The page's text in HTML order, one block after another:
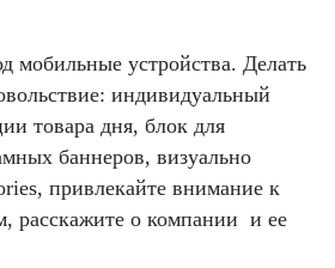
мобильные устройства. Делать
индивидуальный
товара дня, блок для
баннеров, визуально
привлекайте внимание к
расскажите о компании и ее